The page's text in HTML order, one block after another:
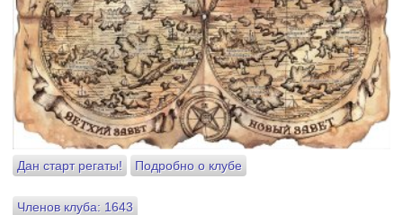
Дан старт регаты! Подробно о клубе
Членов клуба: 1643